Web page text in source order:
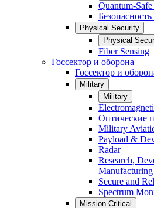
Quantum-
Безопасность
Physical Security
Physical
Fiber Sensing
Госсектор и оборона
Госсектор и
Military
Military
Оптические
Military
Payload &
Radar
Research,
Manufacturing
Secure and
Spectrum
Mission-Critical